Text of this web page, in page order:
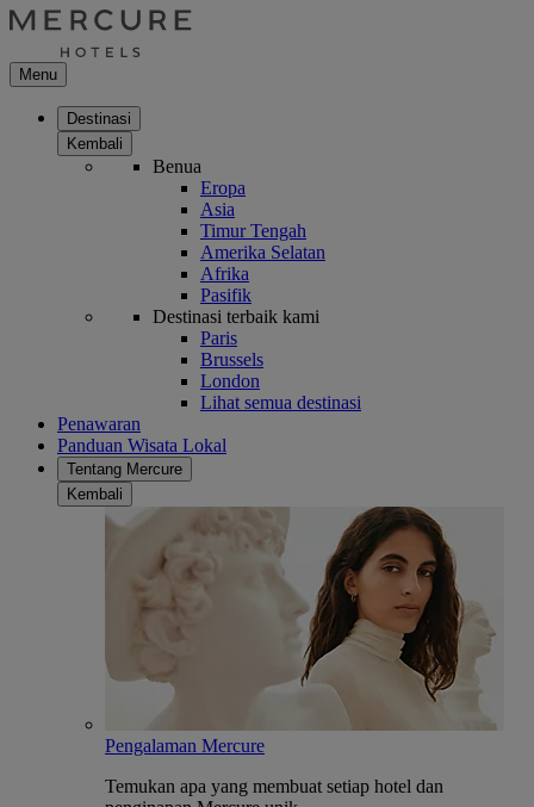
Menu
Destinasi
Kembali
Benua
Eropa
Asia
Timur Tengah
Amerika Selatan
Afrika
Pasifik
Destinasi terbaik kami
Paris
Brussels
London
Lihat semua destinasi
Penawaran
Panduan Wisata Lokal
Tentang Mercure
Kembali
Pengalaman Mercure
Temukan apa yang membuat setiap hotel dan